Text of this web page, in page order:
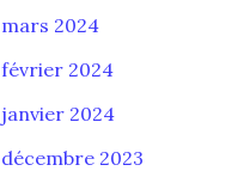
mars 2024
février 2024
janvier 2024
décembre 2023